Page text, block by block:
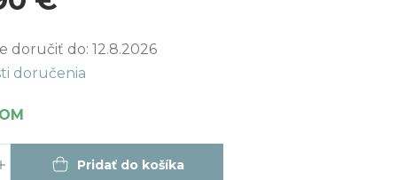
doručiť do: 12.8.2026
doručenia
Pridať do košíka